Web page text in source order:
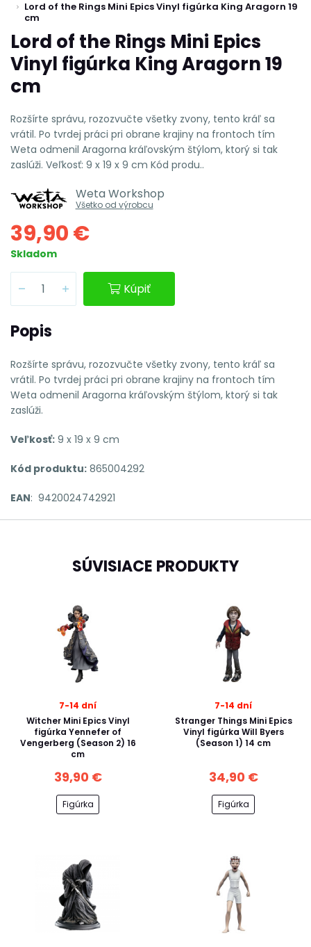
Lord of the Rings Mini Epics Vinyl figúrka King Aragorn 19
cm
Lord of the Rings Mini Epics
Vinyl figúrka King Aragorn 19
cm
Rozšírte správu, rozozvučte všetky zvony, tento kráľ sa
vrátil. Po tvrdej práci pri obrane krajiny na frontoch tím
Weta odmenil Aragorna kráľovským štýlom, ktorý si tak
zaslúži. Veľkosť: 9 x 19 x 9 cm Kód produ..
Weta Workshop
Všetko od výrobcu
39,90 €
Skladom
Kúpiť
Popis
Rozšírte správu, rozozvučte všetky zvony, tento kráľ sa
vrátil. Po tvrdej práci pri obrane krajiny na frontoch tím
Weta odmenil Aragorna kráľovským štýlom, ktorý si tak
zaslúži.
Veľkosť: 9 x 19 x 9 cm
Kód produktu: 865004292
EAN: 9420024742921
SÚVISIACE PRODUKTY
7-14 dní
Witcher Mini Epics Vinyl
figúrka Yennefer of
Vengerberg (Season 2) 16
cm
39,90 €
Figúrka
7-14 dní
Stranger Things Mini Epics
Vinyl figúrka Will Byers
(Season 1) 14 cm
34,90 €
Figúrka